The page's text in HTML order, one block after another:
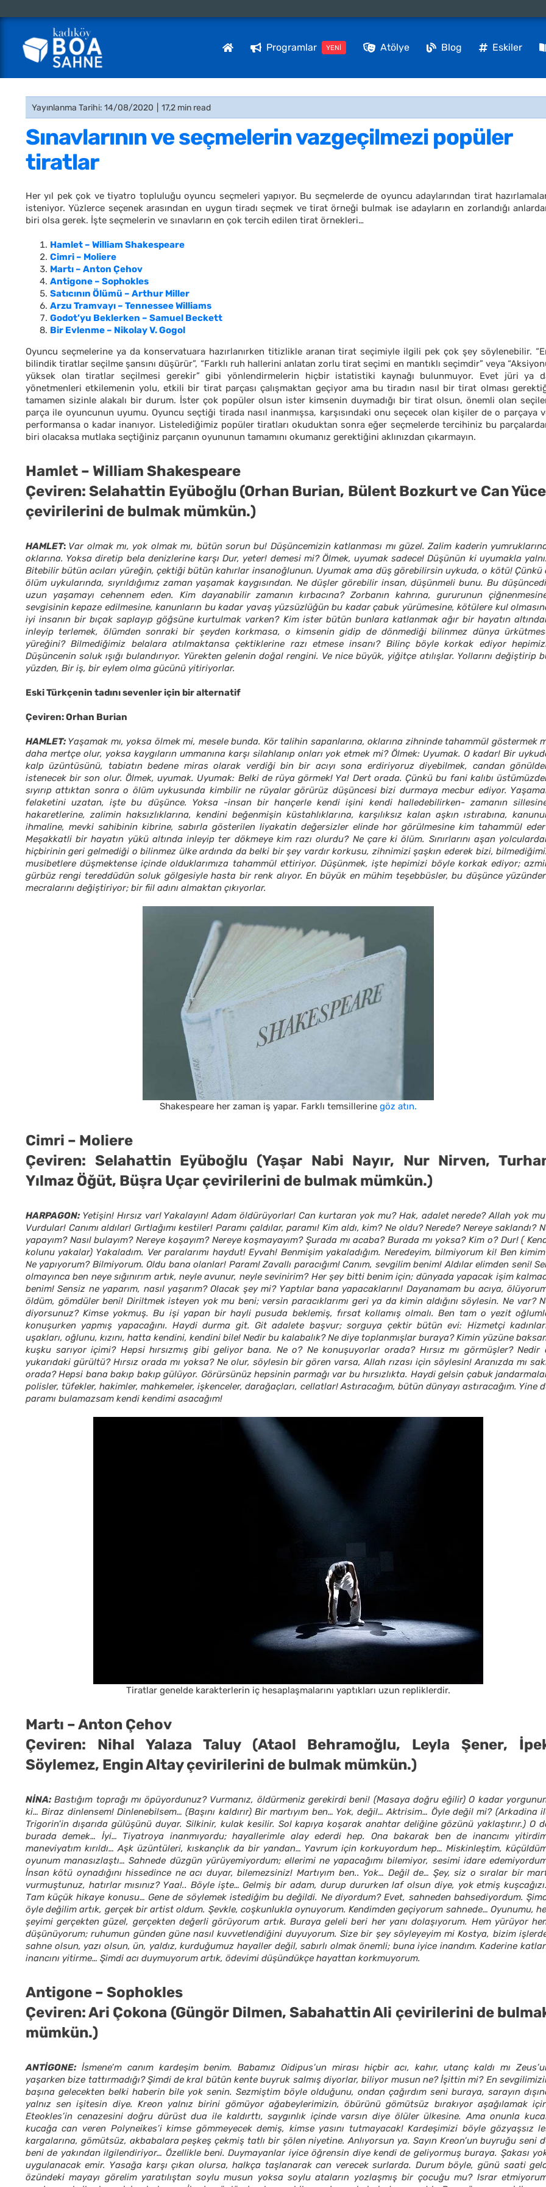
to
Programlar YENİ Atölye Blog Eskiler
Yayınlanma Tarihi: 14/08/2020 17,2 min read
Sınavlarının ve seçmelerin vazgeçilmezi popüler
tiratlar
Her yıl pek çok ve tiyatro topluluğu oyuncu seçmeleri yapıyor. Bu seçmelerde de oyuncu adaylarından tirat
isteniyor. Yüzlerce seçenek arasından en uygun tiradı seçmek ve tirat örneği bulmak ise adayların en zorlandığı
biri olsa gerek. İşte seçmelerin ve sınavların en çok tercih edilen tirat örnekleri…
Hamlet – William Shakespeare
Cimri – Moliere
Martı – Anton Çehov
Antigone – Sophokles
Satıcının Ölümü – Arthur Miller
Arzu Tramvayı – Tennessee Williams
Godot’yu Beklerken – Samuel Beckett
Bir Evlenme – Nikolay V. Gogol
Oyuncu seçmelerine ya da konservatuara hazırlanırken titizlikle aranan tirat seçimiyle ilgili pek çok şey söylenebilir.
bilindik tiratlar seçilme şansını düşürür”, “Farklı ruh hallerini anlatan zorlu tirat seçimi en mantıklı seçimdir” veya
yüksek olan tiratlar seçilmesi gerekir” gibi yönlendirmelerin hiçbir istatistiki kaynağı bulunmuyor. Evet jüri ya
yönetmenleri etkilemenin yolu, etkili bir tirat parçası çalışmaktan geçiyor ama bu tiradın nasıl bir tirat olması
tamamen sizinle alakalı bir durum. İster çok popüler olsun ister kimsenin duymadığı bir tirat olsun, önemli olan
parça ile oyuncunun uyumu. Oyuncu seçtiği tirada nasıl inanmışsa, karşısındaki onu seçecek olan kişiler de o parçaya
performansa o kadar inanıyor. Listelediğimiz popüler tiratları okuduktan sonra eğer seçmelerde tercihiniz bu
biri olacaksa mutlaka seçtiğiniz parçanın oyununun tamamını okumanız gerektiğini aklınızdan çıkarmayın.
Hamlet – William Shakespeare
Çeviren: Selahattin Eyüboğlu (Orhan Burian, Bülent Bozkurt ve Can
çevirilerini de bulmak mümkün.)
HAMLET: Var olmak mı, yok olmak mı, bütün sorun bu! Düşüncemizin katlanması mı güzel. Zalim kaderin
oklarına. Yoksa diretip bela denizlerine karşı Dur, yeter! demesi mi? Ölmek, uyumak sadece! Düşünün ki uyumakla
Bitebilir bütün acıları yüreğin, çektiği bütün kahırlar insanoğlunun. Uyumak ama düş görebilirsin uykuda, o kötü! Çünkü
ölüm uykularında, sıyrıldığımız zaman yaşamak kaygısından. Ne düşler görebilir insan, düşünmeli bunu. Bu
uzun yaşamayı cehennem eden. Kim dayanabilir zamanın kırbacına? Zorbanın kahrına, gururunun
sevgisinin kepaze edilmesine, kanunların bu kadar yavaş yüzsüzlüğün bu kadar çabuk yürümesine, kötülere kul
iyi insanın bir bıçak saplayıp göğsüne kurtulmak varken? Kim ister bütün bunlara katlanmak ağır bir hayatın
inleyip terlemek, ölümden sonraki bir şeyden korkmasa, o kimsenin gidip de dönmediği bilinmez dünya
yüreğini? Bilmediğimiz belalara atılmaktansa çektiklerine razı etmese insanı? Bilinç böyle korkak ediyor
Düşüncenin soluk ışığı bulandırıyor. Yürekten gelenin doğal rengini. Ve nice büyük, yiğitçe atılışlar. Yollarını değiştirip
yüzden, Bir iş, bir eylem olma gücünü yitiriyorlar.
Eski Türkçenin tadını sevenler için bir alternatif
Çeviren: Orhan Burian
HAMLET: Yaşamak mı, yoksa ölmek mi, mesele bunda. Kör talihin sapanlarına, oklarına zihninde tahammül göstermek
daha mertçe olur, yoksa kaygıların ummanına karşı silahlanıp onları yok etmek mi? Ölmek: Uyumak. O kadar! Bir
kalp üzüntüsünü, tabiatın bedene miras olarak verdiği bin bir acıyı sona erdiriyoruz diyebilmek, candan
istenecek bir son olur. Ölmek, uyumak. Uyumak: Belki de rüya görmek! Ya! Dert orada. Çünkü bu fani kalıbı
sıyırıp attıktan sonra o ölüm uykusunda kimbilir ne rüyalar görürüz düşüncesi bizi durmaya mecbur ediyor.
felaketini uzatan, işte bu düşünce. Yoksa -insan bir hançerle kendi işini kendi halledebilirken- zamanın
hakaretlerine, zalimin haksızlıklarına, kendini beğenmişin küstahlıklarına, karşılıksız kalan aşkın ıstırabına,
ihmaline, mevki sahibinin kibrine, sabırla gösterilen liyakatin değersizler elinde hor görülmesine kim tahammül
Meşakkatli bir hayatın yükü altında inleyip ter dökmeye kim razı olurdu? Ne çare ki ölüm. Sınırlarını aşan
hiçbirinin geri gelmediği o bilinmez ülke ardında da belki bir şey vardır korkusu, zihnimizi şaşkın ederek bizi,
musibetlere düşmektense içinde olduklarımıza tahammül ettiriyor. Düşünmek, işte hepimizi böyle korkak ediyor;
gürbüz rengi tereddüdün soluk gölgesiyle hasta bir renk alıyor. En büyük en mühim teşebbüsler, bu düşünce
mecralarını değiştiriyor; bir fiil adını almaktan çıkıyorlar.
Shakespeare her zaman iş yapar. Farklı temsillerine göz atın.
Cimri – Moliere
Çeviren: Selahattin Eyüboğlu (Yaşar Nabi Nayır, Nur Nirven,
Yılmaz Öğüt, Büşra Uçar çevirilerini de bulmak mümkün.)
HARPAGON: Yetişin! Hırsız var! Yakalayın! Adam öldürüyorlar! Can kurtaran yok mu? Hak, adalet nerede? Allah yok
Vurdular! Canımı aldılar! Gırtlağımı kestiler! Paramı çaldılar, paramı! Kim aldı, kim? Ne oldu? Nerede? Nereye saklandı?
yapayım? Nasıl bulayım? Nereye koşayım? Nereye koşmayayım? Şurada mı acaba? Burada mı yoksa? Kim o? Dur! (
kolunu yakalar) Yakaladım. Ver paralarımı haydut! Eyvah! Benmişim yakaladığım. Neredeyim, bilmiyorum ki! Ben
Ne yapıyorum? Bilmiyorum. Oldu bana olanlar! Param! Zavallı paracığım! Canım, sevgilim benim! Aldılar elimden seni!
olmayınca ben neye sığınırım artık, neyle avunur, neyle sevinirim? Her şey bitti benim için; dünyada yapacak işim
benim! Sensiz ne yaparım, nasıl yaşarım? Olacak şey mi? Yaptılar bana yapacaklarını! Dayanamam bu acıya,
öldüm, gömdüler beni! Diriltmek isteyen yok mu beni; versin paracıklarımı geri ya da kimin aldığını söylesin. Ne var?
diyorsunuz? Kimse yokmuş. Bu işi yapan bir hayli pusuda beklemiş, fırsat kollamış olmalı. Ben tam o yezit
konuşurken yapmış yapacağını. Haydi durma git. Git adalete başvur; sorguya çektir bütün evi: Hizmetçi
uşakları, oğlunu, kızını, hatta kendini, kendini bile! Nedir bu kalabalık? Ne diye toplanmışlar buraya? Kimin yüzüne
kuşku sarıyor içimi? Hepsi hırsızmış gibi geliyor bana. Ne o? Ne konuşuyorlar orada? Hırsız mı görmüşler? Nedir
yukarıdaki gürültü? Hırsız orada mı yoksa? Ne olur, söylesin bir gören varsa, Allah rızası için söylesin! Aranızda mı
orada? Hepsi bana bakıp bakıp gülüyor. Görürsünüz hepsinin parmağı var bu hırsızlıkta. Haydi gelsin çabuk
polisler, tüfekler, hakimler, mahkemeler, işkenceler, darağaçları, cellatlar! Astıracağım, bütün dünyayı astıracağım. Yine
paramı bulamazsam kendi kendimi asacağım!
Tiratlar genelde karakterlerin iç hesaplaşmalarını yaptıkları uzun repliklerdir.
Martı – Anton Çehov
Çeviren: Nihal Yalaza Taluy (Ataol Behramoğlu, Leyla Şener,
Söylemez, Engin Altay çevirilerini de bulmak mümkün.)
NİNA:Bastığım toprağı mı öpüyordunuz? Vurmanız, öldürmeniz gerekirdi beni! (Masaya doğru eğilir) O kadar
ki… Biraz dinlensem! Dinlenebilsem… (Başını kaldırır) Bir martıyım ben… Yok, değil… Aktrisim… Öyle değil mi? (Arkadina
Trigorin’in dışarıda gülüşünü duyar. Silkinir, kulak kesilir. Sol kapıya koşarak anahtar deliğine gözünü yaklaştırır.) O
burada demek… İyi… Tiyatroya inanmıyordu; hayallerimle alay ederdi hep. Ona bakarak ben de inancımı
maneviyatım kırıldı… Aşk üzüntüleri, kıskançlık da bir yandan… Yavrum için korkuyordum hep… Miskinleştim,
oyunum manasızlaştı… Sahnede düzgün yürüyemiyordum; ellerimi ne yapacağımı bilemiyor, sesimi idare
İnsan kötü oynadığını hissedince ne acı duyar, bilemezsiniz! Martıyım ben.. Yok… Değil de… Şey, siz o sıralar bir
vurmuştunuz, hatırlar mısınız? Yaa!.. Böyle işte… Gelmiş bir adam, durup dururken laf olsun diye, yok etmiş
Tam küçük hikaye konusu… Gene de söylemek istediğim bu değildi. Ne diyordum? Evet, sahneden bahsediyordum.
öyle değilim artık, gerçek bir artist oldum. Şevkle, coşkunlukla oynuyorum. Kendimden geçiyorum sahnede… Oyunumu,
şeyimi gerçekten güzel, gerçekten değerli görüyorum artık. Buraya geleli beri her yanı dolaşıyorum. Hem yürüyor
düşünüyorum; ruhumun günden güne nasıl kuvvetlendiğini duyuyorum. Size bir şey söyleyeyim mi Kostya, bizim
sahne olsun, yazı olsun, ün, yaldız, kurduğumuz hayaller değil, sabırlı olmak önemli; buna iyice inandım. Kaderine
inancını yitirme… Şimdi acı duymuyorum artık, ödevimi düşündükçe hayattan korkmuyorum.
Antigone – Sophokles
Çeviren: Ari Çokona (Güngör Dilmen, Sabahattin Ali çevirilerini de
mümkün.)
ANTİGONE:İsmene’m canım kardeşim benim. Babamız Oidipus’un mirası hiçbir acı, kahır, utanç kaldı mı
yaşarken bize tattırmadığı? Şimdi de kral bütün kente buyruk salmış diyorlar, biliyor musun ne? İşittin mi? En
başına gelecekten belki haberin bile yok senin. Sezmiştim böyle olduğunu, ondan çağırdım seni buraya, sarayın
yalnız sen işitesin diye. Kreon yalnız birini gömüyor ağabeylerimizin, öbürünü gömütsüz bırakıyor aşağılamak
Eteokles’in cenazesini doğru dürüst dua ile kaldırttı, saygınlık içinde varsın diye ölüler ülkesine. Ama onunla
kucağa can veren Polyneikes’i kimse gömmeyecek demiş, kimse yasını tutmayacak! Kardeşimizi böyle gözyaşsız
kargalarına, gömütsüz, akbabalara peşkeş çekmiş tatlı bir şölen niyetine. Anlıyorsun ya. Sayın Kreon’un buyruğu seni
beni de yakından ilgilendiriyor… Özellikle beni. Duymayanlar iyice öğrensin diye kendi de geliyormuş buraya. Şakası
uygulanacak emir. Yasağa karşı çıkan olursa, halkça taşlanarak can verecek surlarda. Durum böyle, günü saati
özündeki mayayı görelim yaratılıştan soylu musun yoksa soylu ataların yozlaşmış bir çocuğu mu? Israr